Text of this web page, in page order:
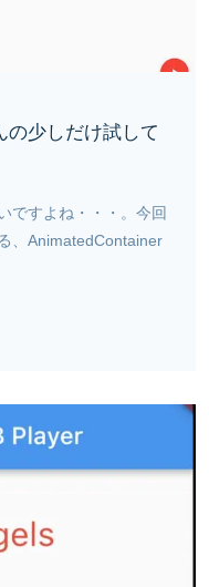
の少しだけ試して
ですよね・・・。今回
、AnimatedContainer